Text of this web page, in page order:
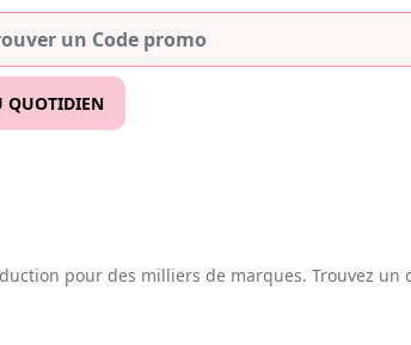
QUOTIDIEN
pour des milliers de marques. Trouvez un